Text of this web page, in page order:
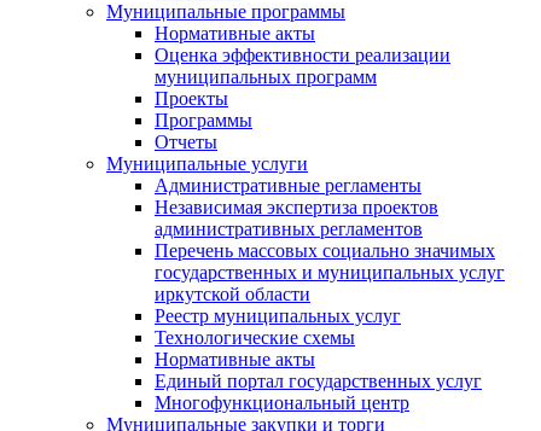
Муниципальные программы
Нормативные акты
Оценка эффективности реализации
муниципальных программ
Проекты
Программы
Отчеты
Муниципальные услуги
Административные регламенты
Независимая экспертиза проектов
административных регламентов
Перечень массовых социально значимых
государственных и муниципальных услуг
иркутской области
Реестр муниципальных услуг
Технологические схемы
Нормативные акты
Единый портал государственных услуг
Многофункциональный центр
Муниципальные закупки и торги